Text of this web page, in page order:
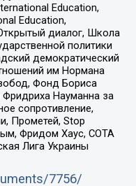
Education,
Education,
диалог, Школа
политики
демократический
им Нормана
Фонд Бориса
Науманна за
сопротивление,
Прометей, Stop
Фридом Хаус, СОТА
Лига Украины
7756/